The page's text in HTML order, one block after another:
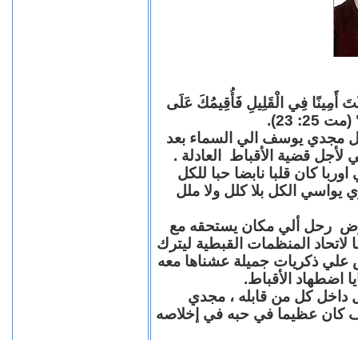
أَمِينًا فِي الْقَلِيلِ فَأُقِيمُكَ عَلَى
23).
مجدي يوسف الي السماء بعد
قضية الأقباط العادلة .
كان قلبا نابضا حبا للكل
يواسي الكل بلا كلل ولا ملل
رحل ألي مكان يستحقه مع
المنظمات القبطية ليترك
علي ذكريات جميلة عشناها معه
اضطهاد الأقباط.
داخل كل من قابله ، مجدي
عظيما في حبه في إخلاصه